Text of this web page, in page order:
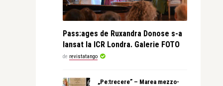
Pass:ages de Ruxandra Donose s-a
lansat la ICR Londra. Galerie FOTO
de revistatango
„Pe:trecere” – Marea mezzo-